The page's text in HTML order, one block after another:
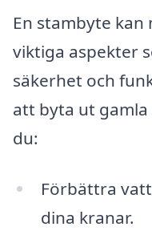
En stambyte
viktiga aspekter
säkerhet och
att byta ut
du:
Förbättra
dina kranar.